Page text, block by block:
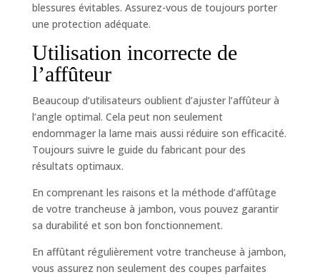
blessures évitables. Assurez-vous de toujours porter
une protection adéquate.
Utilisation incorrecte de
l’affûteur
Beaucoup d’utilisateurs oublient d’ajuster l’affûteur à
l’angle optimal. Cela peut non seulement
endommager la lame mais aussi réduire son efficacité.
Toujours suivre le guide du fabricant pour des
résultats optimaux.
En comprenant les raisons et la méthode d’affûtage
de votre trancheuse à jambon, vous pouvez garantir
sa durabilité et son bon fonctionnement.
En affûtant régulièrement votre trancheuse à jambon,
vous assurez non seulement des coupes parfaites